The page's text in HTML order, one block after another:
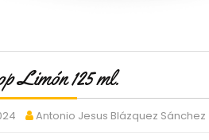
Limón 125 ml.
Antonio Jesus Blázquez Sánchez